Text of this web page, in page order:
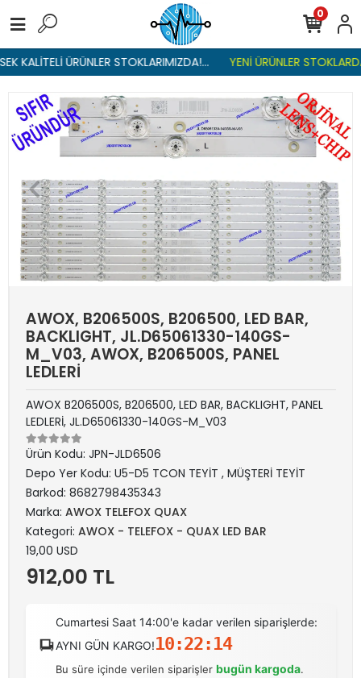
KALİTELİ ÜRÜNLER STOKLARIMIZDA!... YENİ ÜRÜNLER
0
AWOX, B206500S, B206500, LED BAR,
BACKLIGHT, JL.D65061330-140GS-
M_V03, AWOX, B206500S, PANEL
LEDLERİ
AWOX B206500S, B206500, LED BAR, BACKLIGHT, PANEL
LEDLERİ, JL.D65061330-140GS-M_V03
Ürün Kodu: JPN-JLD6506
Depo Yer Kodu: U5-D5 TCON TEYİT , MÜŞTERİ TEYİT
Barkod: 8682798435343
Marka: AWOX TELEFOX QUAX
Kategori: AWOX - TELEFOX - QUAX LED BAR
19,00 USD
912,00 TL
Cumartesi Saat 14:00'e kadar verilen siparişlerde:
AYNI GÜN KARGO!10:22:14
Bu süre içinde verilen siparişler bugün kargoda.